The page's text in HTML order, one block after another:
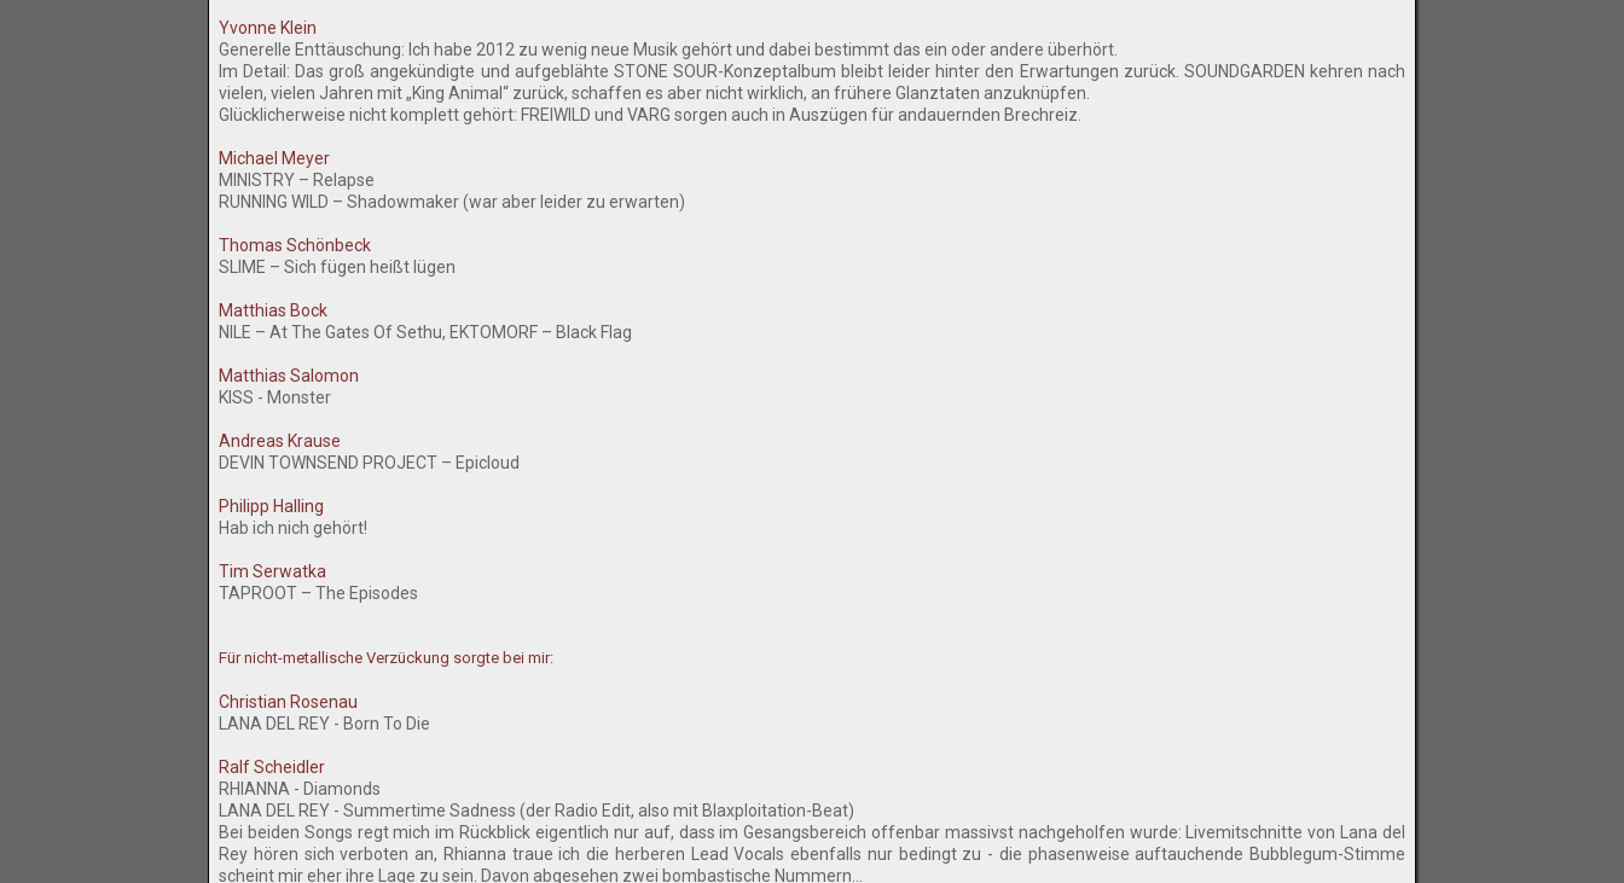
Yvonne Klein
Generelle Enttäuschung: Ich habe 2012 zu wenig neue Musik gehört und dabei bestimmt das ein oder andere überhört.
Im Detail: Das groß angekündigte und aufgeblähte STONE SOUR-Konzeptalbum bleibt leider hinter den Erwartungen zurück. SOUNDGARDEN kehren nach
vielen, vielen Jahren mit „King Animal“ zurück, schaffen es aber nicht wirklich, an frühere Glanztaten anzuknüpfen.
Glücklicherweise nicht komplett gehört: FREIWILD und VARG sorgen auch in Auszügen für andauernden Brechreiz.
Michael Meyer
MINISTRY – Relapse
RUNNING WILD – Shadowmaker (war aber leider zu erwarten)
Thomas Schönbeck
SLIME – Sich fügen heißt lügen
Matthias Bock
NILE – At The Gates Of Sethu, EKTOMORF – Black Flag
Matthias Salomon
KISS - Monster
Andreas Krause
DEVIN TOWNSEND PROJECT – Epicloud
Philipp Halling
Hab ich nich gehört!
Tim Serwatka
TAPROOT – The Episodes
Für nicht-metallische Verzückung sorgte bei mir:
Christian Rosenau
LANA DEL REY - Born To Die
Ralf Scheidler
RHIANNA - Diamonds
LANA DEL REY - Summertime Sadness (der Radio Edit, also mit Blaxploitation-Beat)
Bei beiden Songs regt mich im Rückblick eigentlich nur auf, dass im Gesangsbereich offenbar massivst nachgeholfen wurde: Livemitschnitte von Lana del
Rey hören sich verboten an, Rhianna traue ich die herberen Lead Vocals ebenfalls nur bedingt zu - die phasenweise auftauchende Bubblegum-Stimme
scheint mir eher ihre Lage zu sein. Davon abgesehen zwei bombastische Nummern...